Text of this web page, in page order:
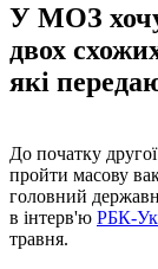
У МОЗ
двох
які
До початку
пройти масову
головний
в інтерв'ю РБК-
травня.